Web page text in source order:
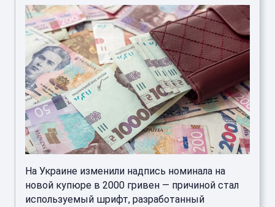
На Украине изменили надпись номинала на
новой купюре в 2000 гривен — причиной стал
используемый шрифт, разработанный